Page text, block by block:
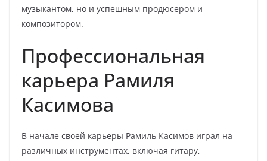
музыкантом, но и успешным продюсером и
композитором.
Профессиональная
карьера Рамиля
Касимова
В начале своей карьеры Рамиль Касимов играл на
различных инструментах, включая гитару,